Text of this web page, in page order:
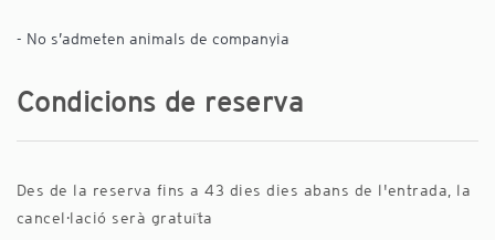
- No s’admeten animals de companyia
Condicions de reserva
Des de la reserva fins a 43 dies dies abans de l'entrada, la
cancel·lació serà gratuïta